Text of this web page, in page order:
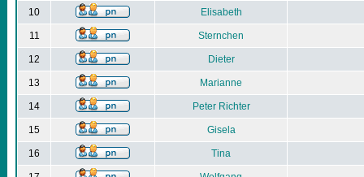
10 Elisabeth
11 Sternchen
12 Dieter
13 Marianne
14 Peter Richter
15 Gisela
16 Tina